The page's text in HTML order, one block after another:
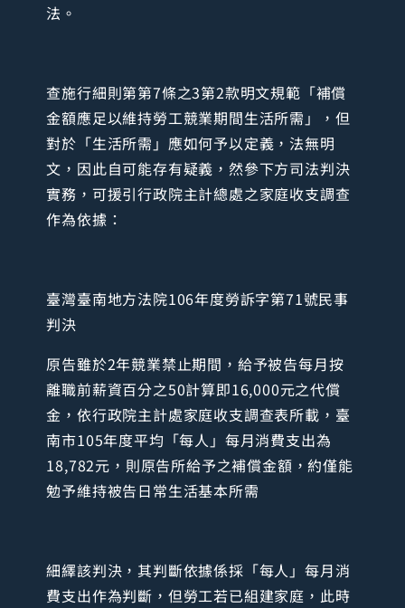
法。
查施行細則第第7條之3第2款明文規範「補償
金額應足以維持勞工競業期間生活所需」，但
對於「生活所需」應如何予以定義，法無明
文，因此自可能存有疑義，然參下方司法判決
實務，可援引行政院主計總處之家庭收支調查
作為依據：
臺灣臺南地方法院106年度勞訴字第71號民事
判決
原告雖於2年競業禁止期間，給予被告每月按
離職前薪資百分之50計算即16,000元之代償
金，依行政院主計處家庭收支調查表所載，臺
南市105年度平均「每人」每月消費支出為
18,782元，則原告所給予之補償金額，約僅能
勉予維持被告日常生活基本所需
細繹該判決，其判斷依據係採「每人」每月消
費支出作為判斷，但勞工若已組建家庭，此時